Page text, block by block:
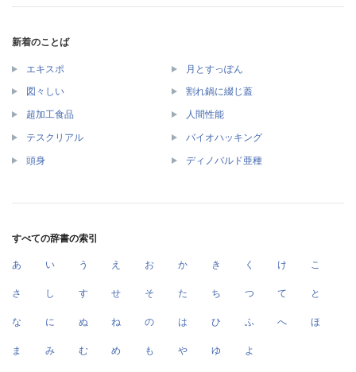
新着のことば
エキスポ 月とすっぽん
図々しい 割れ鍋に綴じ蓋
超加工食品 人間性能
テスクリアル バイオハッキング
頭身 ディノバルド亜種
すべての辞書の索引
あ い う え お か き く け こ
さ し す せ そ た ち つ て と
な に ぬ ね の は ひ ふ へ ほ
ま み む め も や ゆ よ